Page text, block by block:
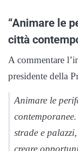
“Animare le
città
A commentare
presidente della
Animare le
strade e
creare